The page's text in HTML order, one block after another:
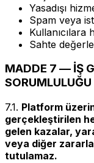
Yasadışı
Spam veya
Sahte
MADDE 7 — İŞ
SORUMLULUĞU
7.1. Platform
gerçekleştirilen
gelen kazalar,
veya diğer
tutulamaz.